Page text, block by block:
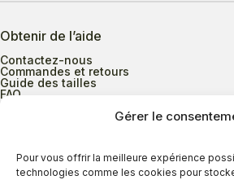
Gérer le
Pour vous offrir la meilleure expérience
technologies comme les cookies pour
Obtenir de l’aide
Contactez-nous
Commandes et retours
Guide des tailles
FAQ
Heures d’ouverture